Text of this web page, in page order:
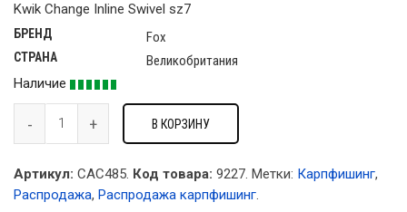
Kwik Change Inline Swivel sz7
БРЕНД Fox
СТРАНА
Великобритания
Наличие
В КОРЗИНУ
Артикул: CAC485. Код товара: 9227. Метки: Карпфишинг,
Распродажа, Распродажа карпфишинг.